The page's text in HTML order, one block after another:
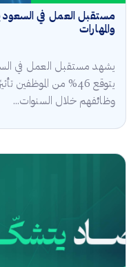
مستقبل العمل في
والمهارات
يشهد مستقبل العمل في
يتوقع 46% من
وظائفهم خلال السنوات...